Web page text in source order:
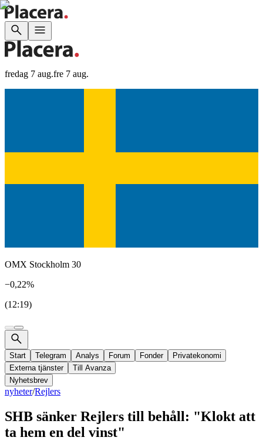
fredag 7 aug.fre 7 aug.
OMX Stockholm 30
−0,22%
(12:19)
Start Telegram Analys Forum Fonder
Privatekonomi
Externa tjänster
Till Avanza
Nyhetsbrev
nyheter/Rejlers
SHB sänker Rejlers till behåll: "Klokt att
ta hem en del vinst"